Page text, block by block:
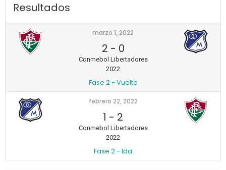
Resultados
marzo 1, 2022
2 - 0
Conmebol Libertadores
2022
Fase 2 - Vuelta
febrero 22, 2022
1 - 2
Conmebol Libertadores
2022
Fase 2 - Ida